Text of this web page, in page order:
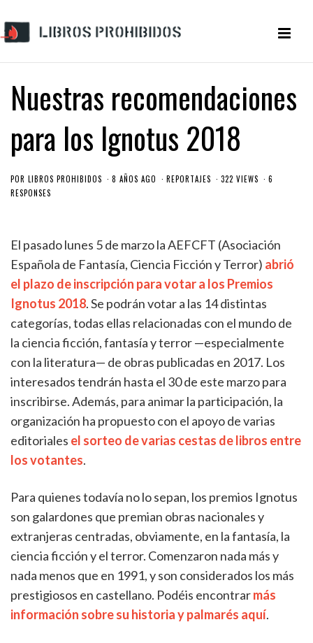
Nuestras recomendaciones
para los Ignotus 2018
POR LIBROS PROHIBIDOS 8 AÑOS AGO REPORTAJES 322 VIEWS
6
RESPONSES
El pasado lunes 5 de marzo la AEFCFT (Asociación
Española de Fantasía, Ciencia Ficción y Terror) abrió
el plazo de inscripción para votar a los Premios
Ignotus 2018. Se podrán votar a las 14 distintas
categorías, todas ellas relacionadas con el mundo de
la ciencia ficción, fantasía y terror —especialmente
con la literatura— de obras publicadas en 2017. Los
interesados tendrán hasta el 30 de este marzo para
inscribirse. Además, para animar la participación, la
organización ha propuesto con el apoyo de varias
editoriales el sorteo de varias cestas de libros entre
los votantes.
Para quienes todavía no lo sepan, los premios Ignotus
son galardones que premian obras nacionales y
extranjeras centradas, obviamente, en la fantasía, la
ciencia ficción y el terror. Comenzaron nada más y
nada menos que en 1991, y son considerados los más
prestigiosos en castellano. Podéis encontrarmás
información sobre su historia y palmarés aquí.